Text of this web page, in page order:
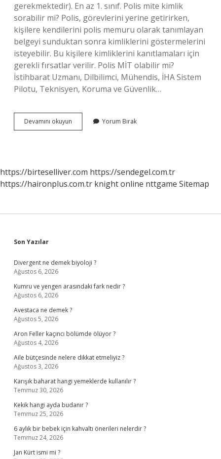
gerekmektedir). En az 1. sınıf. Polis mite kimlik
sorabilir mi? Polis, görevlerini yerine getirirken,
kişilere kendilerini polis memuru olarak tanımlayan
belgeyi sunduktan sonra kimliklerini göstermelerini
isteyebilir. Bu kişilere kimliklerini kanıtlamaları için
gerekli fırsatlar verilir. Polis MİT olabilir mi?
İstihbarat Uzmanı, Dilbilimci, Mühendis, İHA Sistem
Pilotu, Teknisyen, Koruma ve Güvenlik…
Devamını okuyun
Kimlik
Yorum Bırak
https://birteselliver.com https://sendegel.com.tr
https://haironplus.com.tr knight online nttgame Sitemap
Sidebar
Son Yazılar
Divergent ne demek biyoloji ?
Ağustos 6, 2026
Kumru ve yengen arasındaki fark nedir ?
Ağustos 6, 2026
Avestaca ne demek ?
Ağustos 5, 2026
Aron Feller kaçıncı bölümde ölüyor ?
Ağustos 4, 2026
Aile bütçesinde nelere dikkat etmeliyiz ?
Ağustos 3, 2026
Karışık baharat hangi yemeklerde kullanılır ?
Temmuz 30, 2026
Kekik hangi ayda budanır ?
Temmuz 25, 2026
6 aylık bir bebek için kahvaltı önerileri nelerdir ?
Temmuz 24, 2026
Jan Kürt ismi mi ?